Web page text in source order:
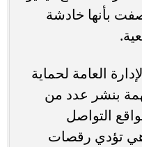
بأنها خادشة
العامة لحماية
بنشر عدد من
التواصل
تؤدي رقصات